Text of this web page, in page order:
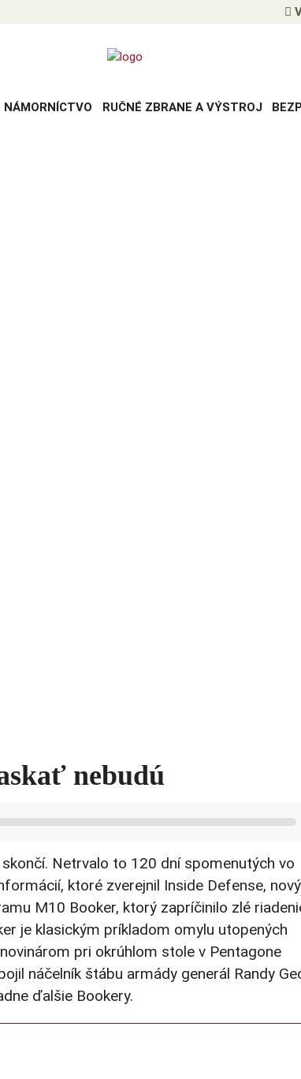
NÁMORNÍCTVO RUČNÉ ZBRANE A VÝSTROJ
nebudú
Netrvalo to 120 dní spomenutých vo
ktoré zverejnil Inside Defense, nový
M10 Booker, ktorý zapríčinilo zlé
je klasickým príkladom omylu utopených
pri okrúhlom stole v Pentagone
náčelník štábu armády generál Randy
ďalšie Bookery.